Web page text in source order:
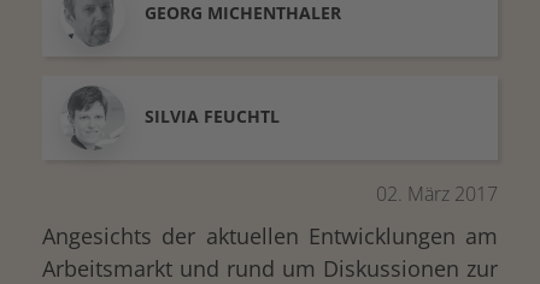
GEORG MICHENTHALER
SILVIA FEUCHTL
02. März 2017
Angesichts der aktuellen Entwicklungen am
Arbeitsmarkt und rund um Diskussionen zur